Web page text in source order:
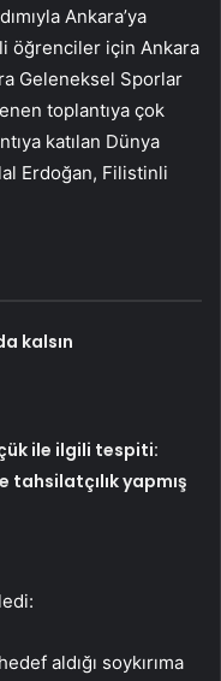
Ankara’ya
öğrenciler için Ankara
Geleneksel Sporlar
toplantıya çok
katılan Dünya
Erdoğan, Filistinli
kalsın
ile ilgili tespiti:
yapmış
aldığı soykırıma